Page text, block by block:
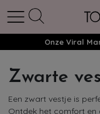
Onze Viral
Zwarte
Een zwart vestje is
Ontdek het comfort en